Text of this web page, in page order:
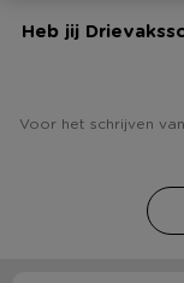
Heb jij
Voor het schrijven